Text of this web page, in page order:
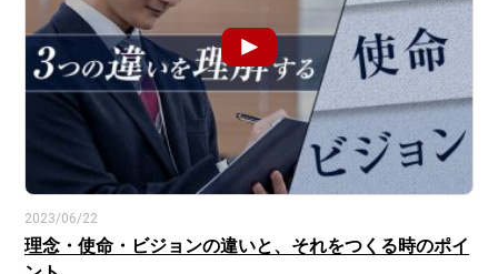
2023/06/22
理念・使命・ビジョンの違いと、それをつくる時のポイ